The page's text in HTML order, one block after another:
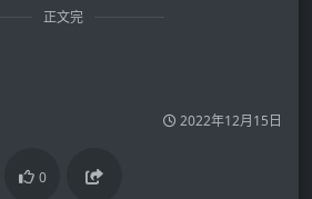
正文完
2022年12月15日
0